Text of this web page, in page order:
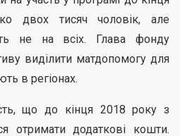
двох тисяч чоловік, але
не на всіх. Глава фонду
виділити матдопомогу для
в регіонах.
що до кінця 2018 року з
отримати додаткові кошти.